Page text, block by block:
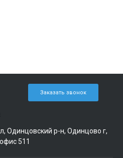
Заказать звонок
Одинцовский р-н, Одинцово г,
511